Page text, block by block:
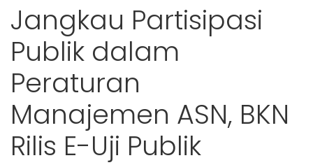
Jangkau Partisipasi
Publik dalam
Peraturan
Manajemen ASN, BKN
Rilis E-Uji Publik